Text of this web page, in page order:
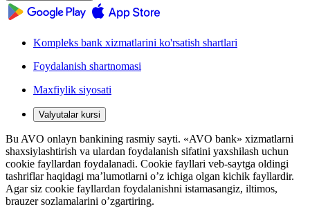
Kompleks bank xizmatlarini ko'rsatish shartlari
Foydalanish shartnomasi
Maxfiylik siyosati
Valyutalar kursi
Bu AVO onlayn bankining rasmiy sayti. «AVO bank» xizmatlarni
shaxsiylashtirish va ulardan foydalanish sifatini yaxshilash uchun
cookie fayllardan foydalanadi. Cookie fayllari veb-saytga oldingi
tashriflar haqidagi ma’lumotlarni o’z ichiga olgan kichik fayllardir.
Agar siz cookie fayllardan foydalanishni istamasangiz, iltimos,
brauzer sozlamalarini o’zgartiring.